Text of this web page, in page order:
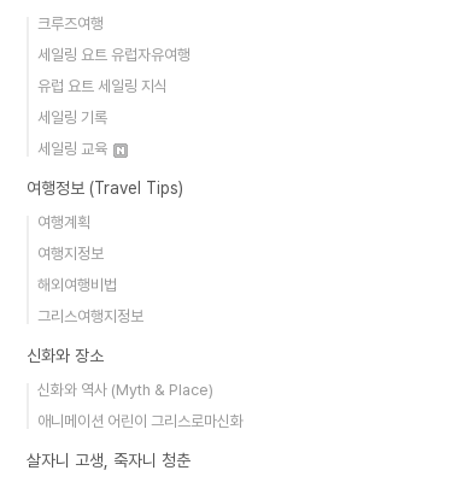
크루즈여행
세일링 요트 유럽자유여행
유럽 요트 세일링 지식
세일링 기록
세일링 교육
여행정보 (Travel Tips)
여행계획
여행지정보
해외여행비법
그리스여행지정보
신화와 장소
신화와 역사 (Myth & Place)
애니메이션 어린이 그리스로마신화
살자니 고생, 죽자니 청춘